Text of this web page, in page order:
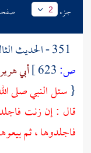
جزء 2
ص:
أبي
{سئل النبي صلى
قال : إن زنت
فاجلدوها ، ثم